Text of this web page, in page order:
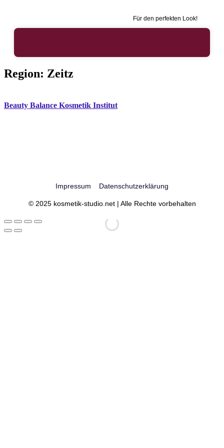
Für den perfekten Look!
Region: Zeitz
Beauty Balance Kosmetik Institut
Impressum Datenschutzerklärung
© 2025 kosmetik-studio.net | Alle Rechte vorbehalten